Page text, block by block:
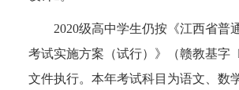
2020级高中学生仍按《江西省普
考试实施方案（试行）》（赣教基字〔
文件执行。本年考试科目为语文、数